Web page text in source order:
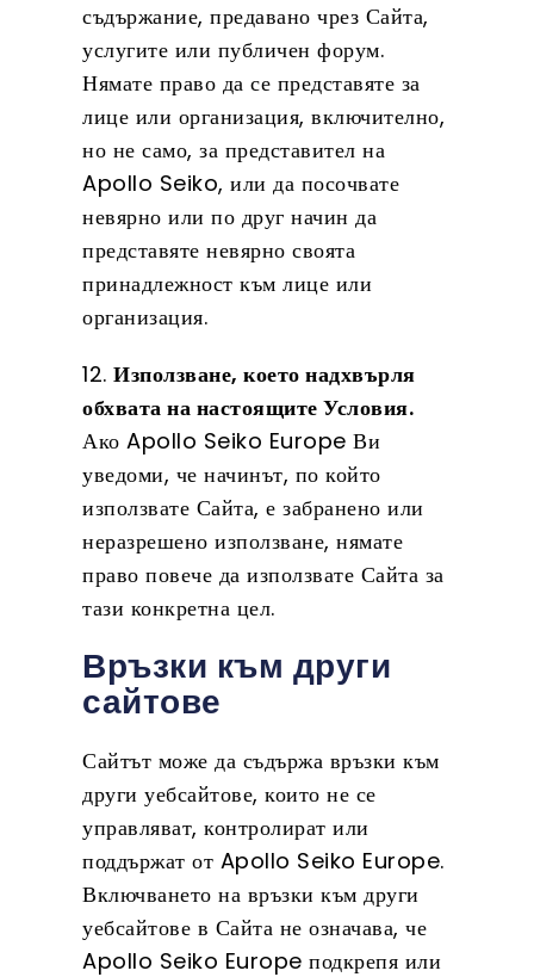
съдържание, предавано чрез Сайта,
услугите или публичен форум.
Нямате право да се представяте за
лице или организация, включително,
но не само, за представител на
Apollo Seiko, или да посочвате
невярно или по друг начин да
представяте невярно своята
принадлежност към лице или
организация.
12. Използване, което надхвърля
обхвата на настоящите Условия.
Ако Apollo Seiko Europe Ви
уведоми, че начинът, по който
използвате Сайта, е забранено или
неразрешено използване, нямате
право повече да използвате Сайта за
тази конкретна цел.
Връзки към други
сайтове
Сайтът може да съдържа връзки към
други уебсайтове, които не се
управляват, контролират или
поддържат от Apollo Seiko Europe.
Включването на връзки към други
уебсайтове в Сайта не означава, че
Apollo Seiko Europe подкрепя или